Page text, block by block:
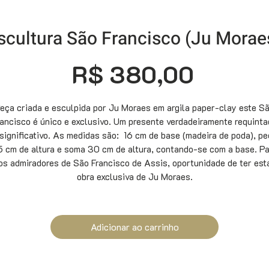
São Francisco (Ju
R$ 380,00
criada e esculpida por Ju Moraes em argila paper-clay este
é único e exclusivo. Um presente verdadeiramente
As medidas são: 16 cm de base (madeira de poda),
cm de altura e soma 30 cm de altura, contando-se com a base.
admiradores de São Francisco de Assis, oportunidade de ter
obra exclusiva de Ju Moraes.
Adicionar ao carrinho